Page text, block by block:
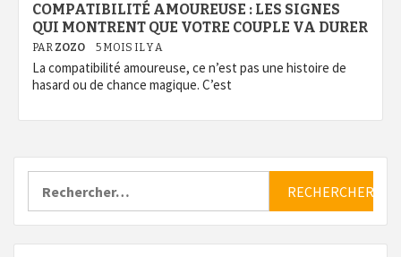
COMPATIBILITÉ AMOUREUSE : LES SIGNES
QUI MONTRENT QUE VOTRE COUPLE VA DURER
PAR ZOZO 5 MOIS IL Y A
La compatibilité amoureuse, ce n’est pas une histoire de
hasard ou de chance magique. C’est